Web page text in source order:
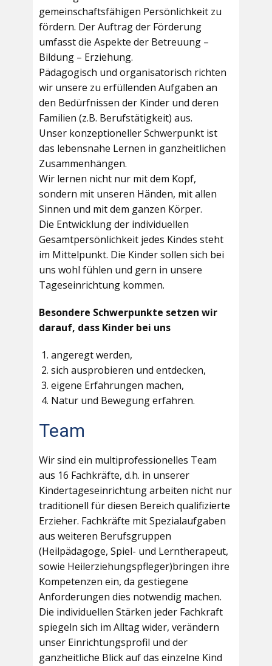
gemeinschaftsfähigen Persönlichkeit zu
fördern. Der Auftrag der Förderung
umfasst die Aspekte der Betreuung –
Bildung – Erziehung.
Pädagogisch und organisatorisch richten
wir unsere zu erfüllenden Aufgaben an
den Bedürfnissen der Kinder und deren
Familien (z.B. Berufstätigkeit) aus.
Unser konzeptioneller Schwerpunkt ist
das lebensnahe Lernen in ganzheitlichen
Zusammenhängen.
Wir lernen nicht nur mit dem Kopf,
sondern mit unseren Händen, mit allen
Sinnen und mit dem ganzen Körper.
Die Entwicklung der individuellen
Gesamtpersönlichkeit jedes Kindes steht
im Mittelpunkt. Die Kinder sollen sich bei
uns wohl fühlen und gern in unsere
Tageseinrichtung kommen.
Besondere Schwerpunkte setzen wir
darauf, dass Kinder bei uns
angeregt werden,
sich ausprobieren und entdecken,
eigene Erfahrungen machen,
Natur und Bewegung erfahren.
Team
Wir sind ein multiprofessionelles Team
aus 16 Fachkräfte, d.h. in unserer
Kindertageseinrichtung arbeiten nicht nur
traditionell für diesen Bereich qualifizierte
Erzieher. Fachkräfte mit Spezialaufgaben
aus weiteren Berufsgruppen
(Heilpädagoge, Spiel- und Lerntherapeut,
sowie Heilerziehungspfleger)bringen ihre
Kompetenzen ein, da gestiegene
Anforderungen dies notwendig machen.
Die individuellen Stärken jeder Fachkraft
spiegeln sich im Alltag wider, verändern
unser Einrichtungsprofil und der
ganzheitliche Blick auf das einzelne Kind